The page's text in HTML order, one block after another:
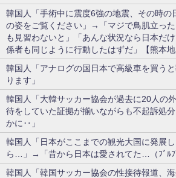
韓国人「手術中に震度6強の地震、その時の
の姿をご覧ください」→「マジで鳥肌立っ
も見習わないと」「あんな状況なら日本だ
係者も同じように行動したはずだ」【熊本地
韓国人「アナログの国日本で高級車を買う
ります」
韓国人「大韓サッカー協会が過去に20人の
待をしていた証拠が揃いながらも不起訴処
かに‥」
韓国人「日本がここまでの観光大国に発展
ら…」→「昔から日本は愛されてた…（ﾌﾞﾙﾌ
韓国人「韓国サッカー協会の性接待報道、